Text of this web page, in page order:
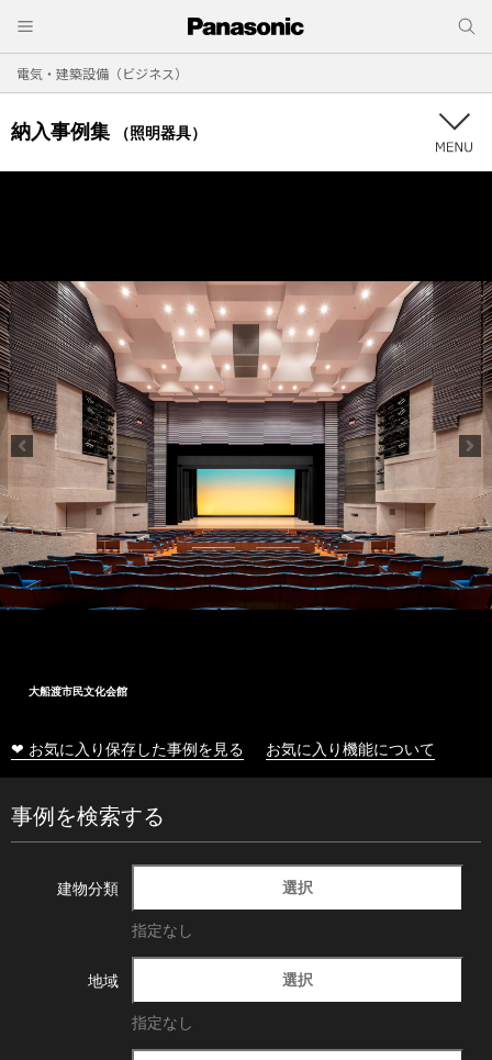
電気・建築設備（ビジネス）
納入事例集 （照明器具）
大船渡市民文化会館
❤ お気に入り保存した事例を見る お気に入り機能について
事例を検索する
建物分類 選択
指定なし
地域 選択
指定なし